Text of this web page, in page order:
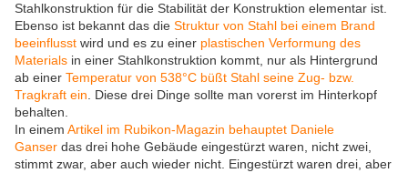
Stahlkonstruktion für die Stabilität der Konstruktion elementar ist.
Ebenso ist bekannt das die Struktur von Stahl bei einem Brand
beeinflusst wird und es zu einer plastischen Verformung des
Materials in einer Stahlkonstruktion kommt, nur als Hintergrund
ab einer Temperatur von 538°C büßt Stahl seine Zug- bzw.
Tragkraft ein . Diese drei Dinge sollte man vorerst im Hinterkopf
behalten.
In einem Artikel im Rubikon-Magazin behauptet Daniele
Ganser das drei hohe Gebäude eingestürzt waren, nicht zwei,
stimmt zwar, aber auch wieder nicht. Eingestürzt waren drei, aber